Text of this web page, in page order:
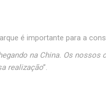
é importante para a
na China. Os
realização”.